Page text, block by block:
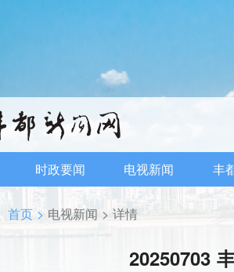
时政要闻 电视新闻 丰
首页 > 电视新闻 > 详情
20250703